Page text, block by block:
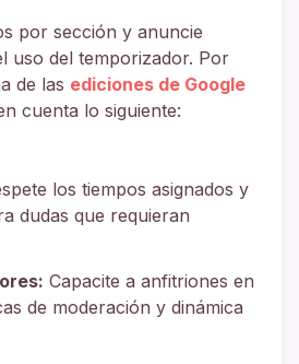
por sección y anuncie
uso del temporizador. Por
de las ediciones de Google
cuenta lo siguiente:
los tiempos asignados y
dudas que requieran
Capacite a anfitriones en
de moderación y dinámica